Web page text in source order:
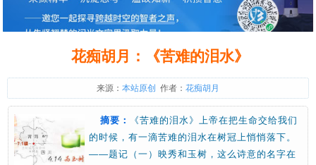
花痴胡月：《苦难的泪水》
来源： 本站原创 作者： 花痴胡月
摘要：
《苦难的泪水》上帝在把生命交给我们
的时候，有一滴苦难的泪水在树冠上悄悄落下。
——题记（一）映秀和玉树，这么诗意的名字在